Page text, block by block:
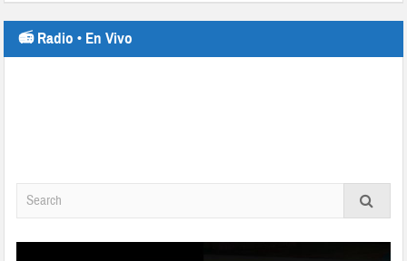
📻 Radio • En Vivo